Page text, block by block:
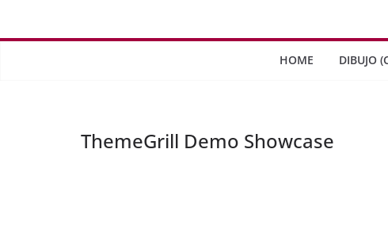
HOME DIBUJO
ThemeGrill Demo Showcase